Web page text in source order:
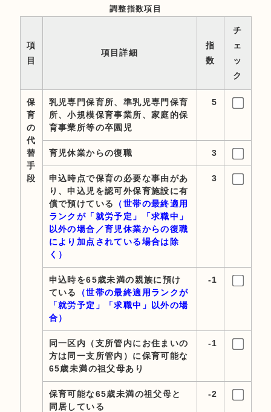
調整指数項目
項
目
項目詳細
指
数
チ
ェ
ッ
ク
保
育
の
代
替
手
段
乳児専門保育所、準乳児専門保育
所、小規模保育事業所、家庭的保
育事業所等の卒園児
5
育児休業からの復職 3
申込時点で保育の必要な事由があ
り、申込児を認可外保育施設に有
償で預けている
（世帯の最終適用
ランクが「就労予定」「求職中」
以外の場合／育児休業からの復職
により加点されている場合は除
く）
3
申込時を65歳未満の親族に預け
ている
（世帯の最終適用ランクが
「就労予定」「求職中」以外の場
合）
-1
同一区内（支所管内にお住まいの
方は同一支所管内）に保育可能な
65歳未満の祖父母あり
-1
保育可能な65歳未満の祖父母と
同居している
-2